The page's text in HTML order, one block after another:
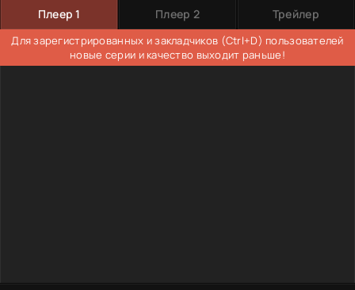
Плеер 1 Плеер 2 Трейлер
Для зарегистрированных и закладчиков (Ctrl+D) пользователей
новые серии и качество выходит раньше!